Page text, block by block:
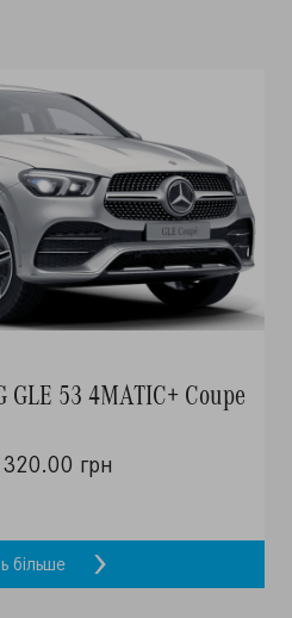
GLE 53 4MATIC+ Coupe
грн
більше